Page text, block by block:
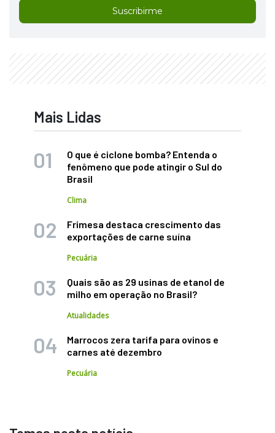
Suscribirme
Mais Lidas
O que é ciclone bomba? Entenda o
fenômeno que pode atingir o Sul do
Brasil
Clima
Frimesa destaca crescimento das
exportações de carne suína
Pecuária
Quais são as 29 usinas de etanol de
milho em operação no Brasil?
Atualidades
Marrocos zera tarifa para ovinos e
carnes até dezembro
Pecuária